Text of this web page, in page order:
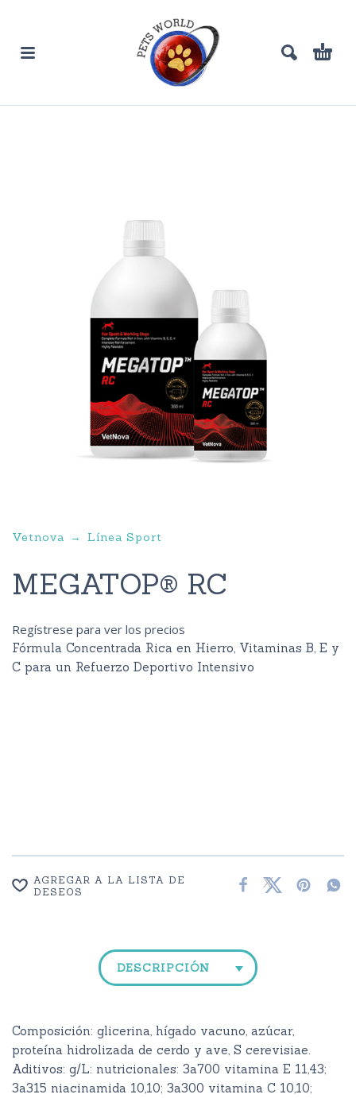
Vetnova Línea Sport
MEGATOP® RC
Regístrese para ver los precios
Fórmula Concentrada Rica en Hierro, Vitaminas B, E y
C para un Refuerzo Deportivo Intensivo
AGREGAR A LA LISTA DE
DESEOS
DESCRIPCIÓN
Composición: glicerina, hígado vacuno, azúcar,
proteína hidrolizada de cerdo y ave, S cerevisiae.
Aditivos: g/L: nutricionales: 3a700 vitamina E 11,43;
3a315 niacinamida 10,10; 3a300 vitamina C 10,10;